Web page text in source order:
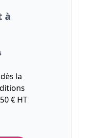
à
la
€ HT